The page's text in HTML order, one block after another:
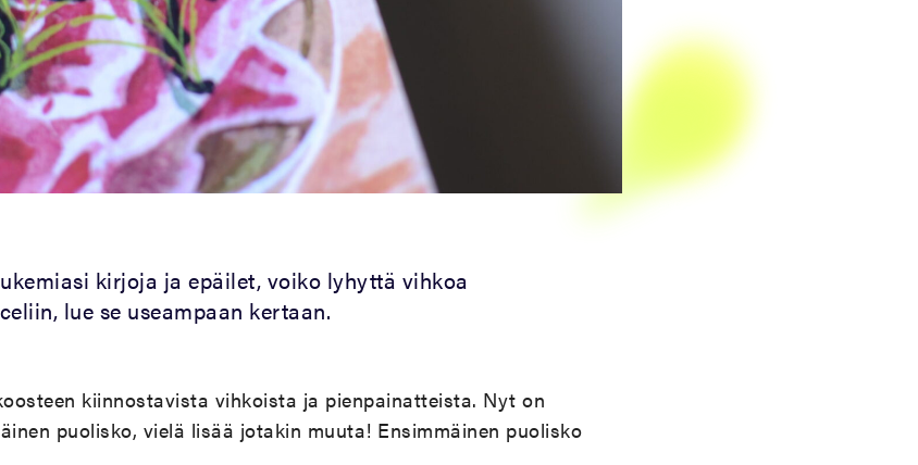
kirjoja ja epäilet, voiko lyhyttä vihkoa
, lue se useampaan kertaan.
kiinnostavista vihkoista ja pienpainatteista. Nyt on
puolisko, vielä lisää jotakin muuta! Ensimmäinen puolisko